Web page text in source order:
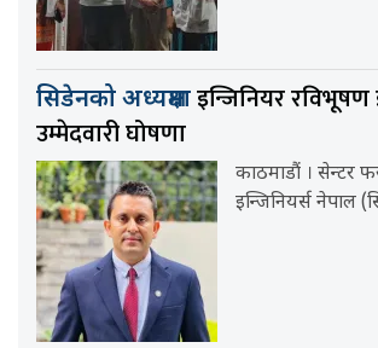
सिडेनको अध्यक्षमाइन्जिनियर रविभूषण
उम्मेदवारी घोषणा
काठमाडौं । सेन्टर
इन्जिनियर्स नेपाल